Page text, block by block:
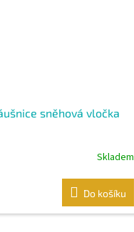
sněhová vločka
Skladem
Do košíku